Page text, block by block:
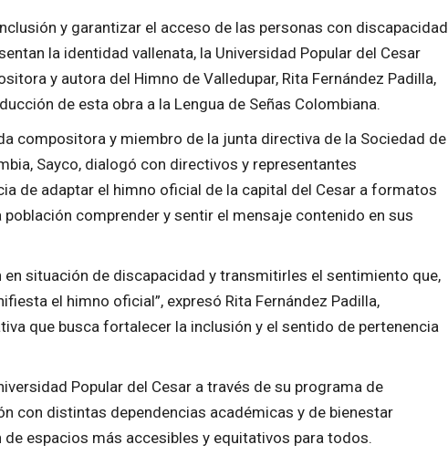
y garantizar el acceso de las personas con discapacidad
la identidad vallenata, la Universidad Popular del Cesar
y autora del Himno de Valledupar, Rita Fernández Padilla,
de esta obra a la Lengua de Señas Colombiana.
compositora y miembro de la junta directiva de la Sociedad de
Sayco, dialogó con directivos y representantes
de adaptar el himno oficial de la capital del Cesar a formatos
comprender y sentir el mensaje contenido en sus
en situación de discapacidad y transmitirles el sentimiento que,
el himno oficial”, expresó Rita Fernández Padilla,
que busca fortalecer la inclusión y el sentido de pertenencia
Popular del Cesar a través de su programa de
con distintas dependencias académicas y de bienestar
espacios más accesibles y equitativos para todos.